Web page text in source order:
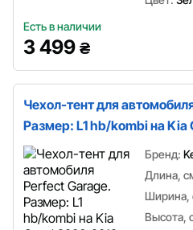
Есть в наличии
3 499 ₴
Чехол-тент для
Размер: L1 hb/kombi на
Бренд:
Длина,
Ширина,
Высота,